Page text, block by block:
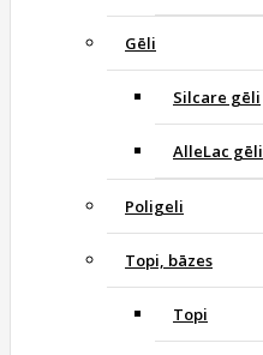
Gēli
Silcare gēli
AlleLac gēli
Poligeli
Topi, bāzes
Topi